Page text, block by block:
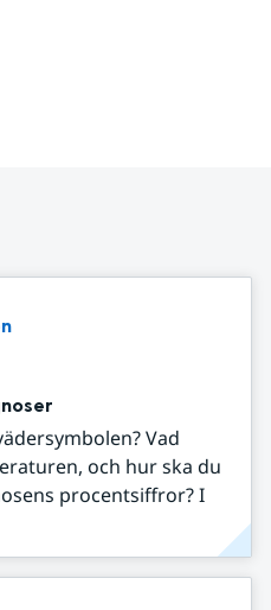
Vad
och hur ska du
procentsiffror? I